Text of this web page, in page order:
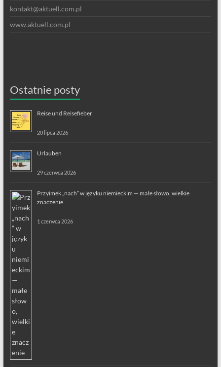
kontakt@aktuell.com.pl
www.aktuell.com.pl
Ostatnie posty
Reise und Reisefieber
20 lipca 2026
Urlauben
29 czerwca 2026
Przyimek „nach” w języku niemieckim — małe słowo, wielkie
znaczenie
1 czerwca 2026